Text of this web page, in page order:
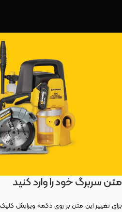
متن سربرگ خود را وارد کنید
برای تغییر این متن بر روی دکمه ویرایش